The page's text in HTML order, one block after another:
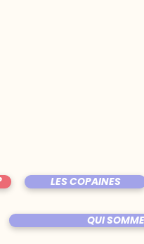
LES COPAINES
QUI